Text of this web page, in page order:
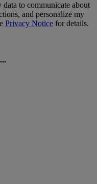
to communicate about
and personalize my
Privacy Notice for details.